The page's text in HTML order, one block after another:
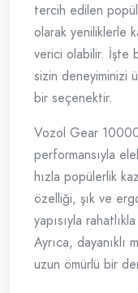
tercih edilen
olarak yeniliklerle
verici olabilir. İşte
sizin deneyiminizi
bir seçenektir.
Vozol Gear
performansıyla
hızla popülerlik
özelliği, şık ve
yapısıyla
Ayrıca, dayanıklı
uzun ömürlü bir